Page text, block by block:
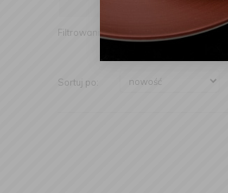
Filtrowanie: Producent
Sortuj po: